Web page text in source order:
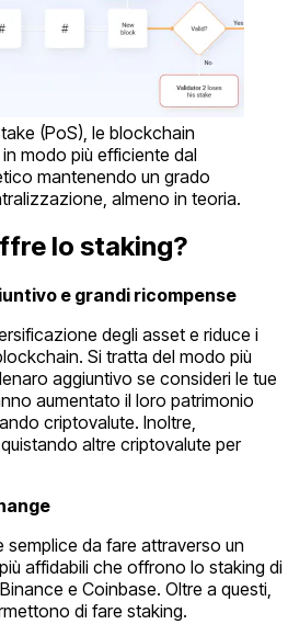
(PoS), le blockchain
modo più efficiente dal
mantenendo un grado
almeno in teoria.
lo staking?
e grandi ricompense
degli asset e riduce i
Si tratta del modo più
aggiuntivo se consideri le tue
aumentato il loro patrimonio
criptovalute. Inoltre,
altre criptovalute per
semplice da fare attraverso un
affidabili che offrono lo staking di
e Coinbase. Oltre a questi,
di fare staking.